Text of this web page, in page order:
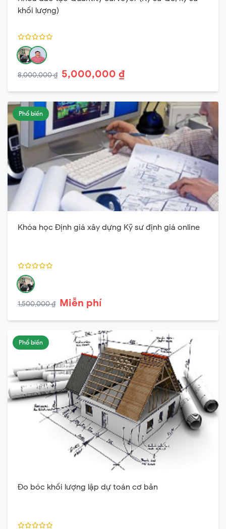
khối lượng)
8,000,000 ₫ 5,000,000 ₫
Phổ biến
Khóa học Định giá xây dựng Kỹ sư định giá online
1,500,000 ₫ Miễn phí
Phổ biến
Đo bóc khối lượng lập dự toán cơ bản